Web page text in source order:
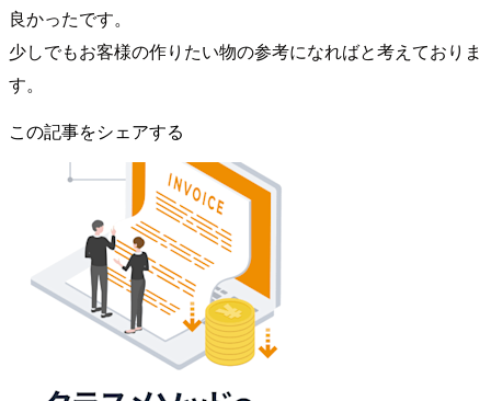
良かったです。
少しでもお客様の作りたい物の参考になればと考えておりま
す。
この記事をシェアする